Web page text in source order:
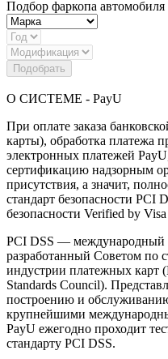
Подбор фаркопа автомобиля
Подобрать
О СИСТЕМЕ - PayU
При оплате заказа
карты), обработка платежа
электронных платежей
сертификацию надзорным
присутствия, а значит,
стандарт безопасности
безопасности Verified by
PCI DSS — международный
разработанный Советом по
индустрии платежных карт
Standards Council).
построению и
крупнейшими
PayU ежегодно проходит
стандарту PCI DSS.